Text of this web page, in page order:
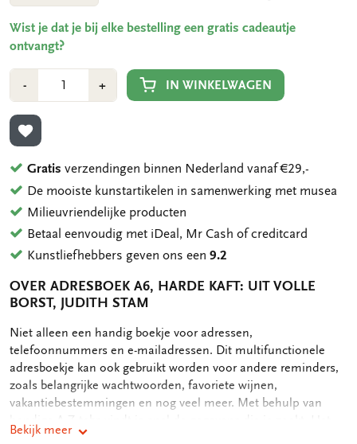
Wist je dat je bij elke bestelling een gratis cadeautje
ontvangt?
-Min
1
+Plus
1
IN WINKELWAGEN
TOEVOEGEN AAN VERLANGLIJST
Gratis verzendingen binnen Nederland vanaf €29,-
De mooiste kunstartikelen in samenwerking met musea
Milieuvriendelijke producten
Betaal eenvoudig met iDeal, Mr Cash of creditcard
Kunstliefhebbers geven ons een9.2
OVER ADRESBOEK A6, HARDE KAFT: UIT VOLLE
BORST, JUDITH STAM
OMSCHRIJVING
Niet alleen een handig boekje voor adressen,
telefoonnummers en e-mailadressen. Dit multifunctionele
adresboekje kan ook gebruikt worden voor andere reminders,
zoals belangrijke wachtwoorden, favoriete wijnen,
vakantiebestemmingen en nog veel meer. Met behulp van
adresboekje bevat achterin nog een handig opbergvak voor
Bekijk meer